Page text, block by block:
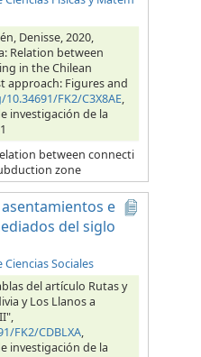
Denisse, 2020,
Relation between
in the Chilean
approach: Figures and
FK2/C3X8AE,
investigación de la
between connecti
zone
e
del siglo
Ciencias Sociales
del artículo Rutas y
y Los Llanos a
FK2/CDBLXA,
investigación de la